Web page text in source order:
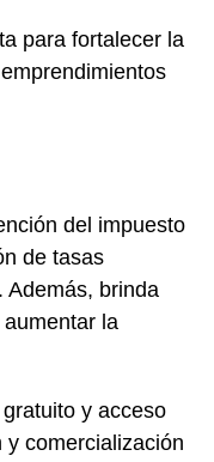
para fortalecer la
del impuesto
de tasas
Además, brinda
la
y acceso
comercialización